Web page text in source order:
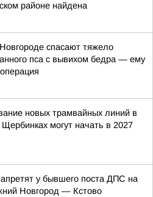
районе найдена
спасают тяжело
пса с вывихом бедра — ему
новых трамвайных линий в
могут начать в 2027
у бывшего поста ДПС на
Новгород — Кстово